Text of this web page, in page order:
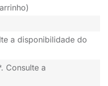
a disponibilidade do
Consulte a